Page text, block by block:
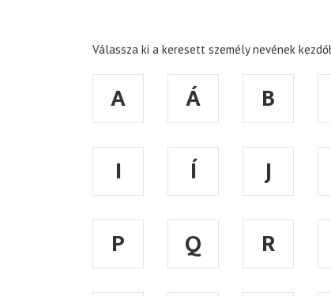
Válassza ki a keresett személy nevének
A Á B
I
Í J
P
Q R